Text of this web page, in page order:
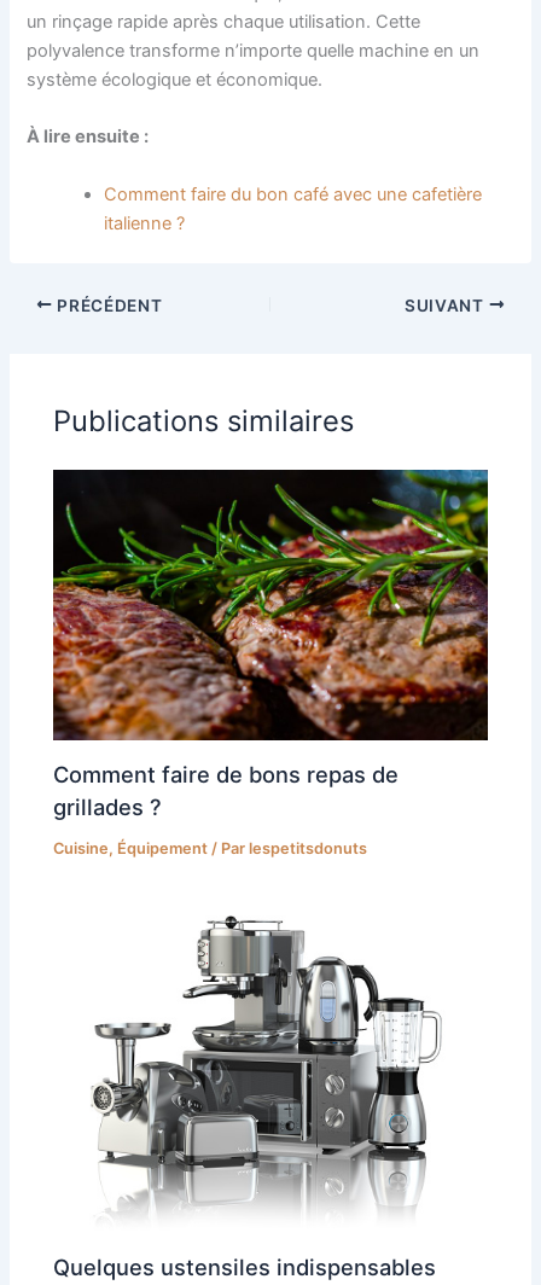
un rinçage rapide après chaque utilisation. Cette
polyvalence transforme n’importe quelle machine en un
système écologique et économique.
À lire ensuite :
Comment faire du bon café avec une cafetière
italienne ?
PRÉCÉDENT SUIVANT
Publications similaires
Comment faire de bons repas de
grillades ?
Cuisine, Équipement / Par lespetitsdonuts
Quelques ustensiles indispensables